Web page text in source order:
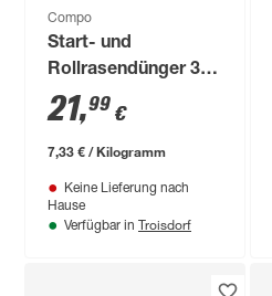
Compo
Start- und
Rollrasendünger 3
kg
21,99 €
7,33 € / Kilogramm
Keine Lieferung nach
Hause
Verfügbar in Troisdorf